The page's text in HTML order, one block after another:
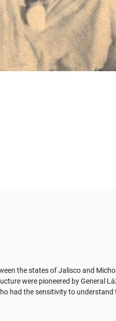
the states of Jalisco and
were pioneered by General
had the sensitivity to